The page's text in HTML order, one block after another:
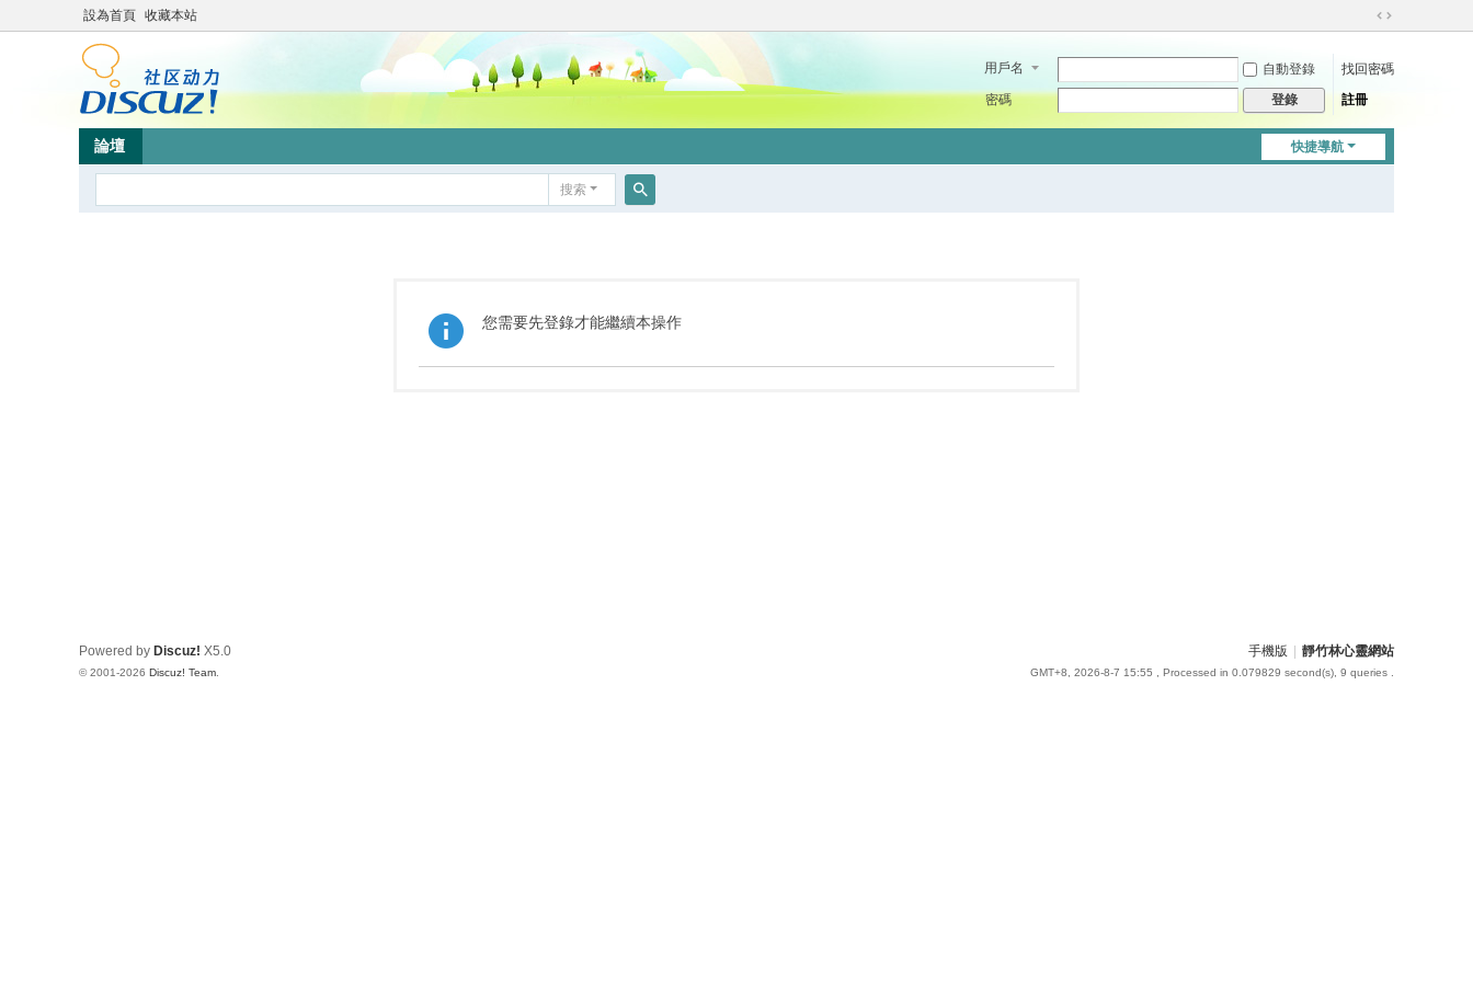
設為首頁 收藏本站
切
到
用戶名 自動登錄
找回密碼
密碼
登錄 註冊
快捷導航
論壇
搜索
您需要先登錄才能繼續本操作
手機版 靜竹林心靈網站
GMT+8, 2026-8-7 15:55 , Processed in 0.079829 second(s), 9 queries .
Powered by Discuz! X5.0
© 2001-2026 Discuz! Team